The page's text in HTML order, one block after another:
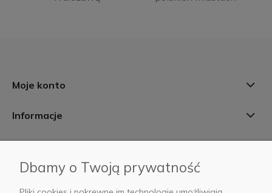
Moje konto
Informacje
AB Foto
Dbamy o Twoją prywatność